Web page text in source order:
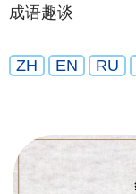
成语趣谈
ZH EN RU